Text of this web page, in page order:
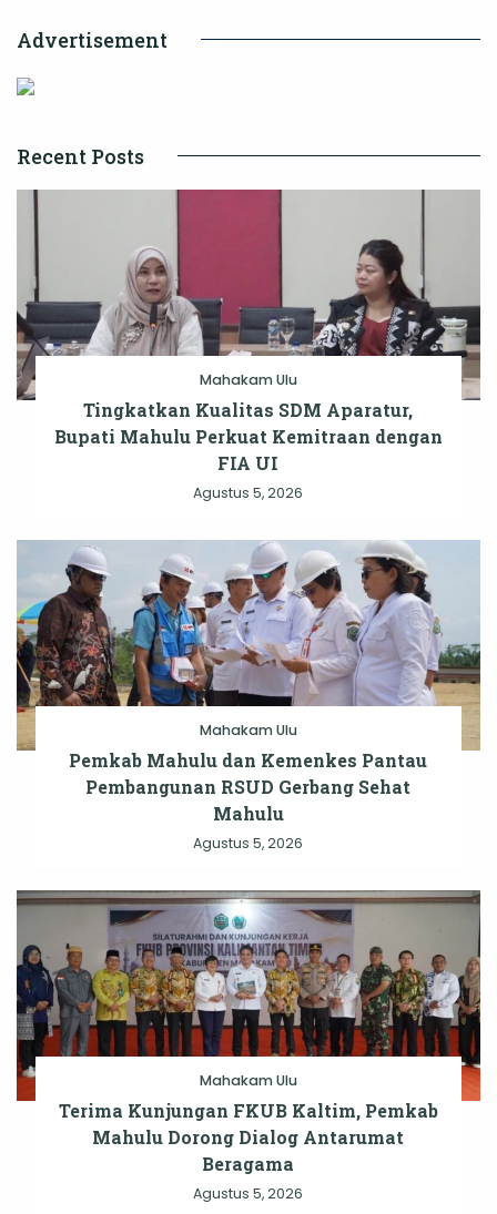
dan
Advertisement
Recent Posts
Mahakam Ulu
Tingkatkan Kualitas SDM Aparatur,
Bupati Mahulu Perkuat Kemitraan dengan
FIA UI
Agustus 5, 2026
Mahakam Ulu
Pemkab Mahulu dan Kemenkes Pantau
Pembangunan RSUD Gerbang Sehat
Mahulu
Agustus 5, 2026
Mahakam Ulu
Terima Kunjungan FKUB Kaltim, Pemkab
Mahulu Dorong Dialog Antarumat
Beragama
Agustus 5, 2026